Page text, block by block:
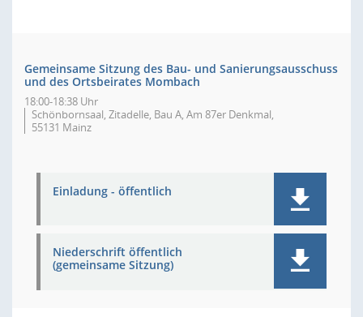
Gemeinsame Sitzung des Bau- und Sanierungsausschuss
und des Ortsbeirates Mombach
18:00-18:38 Uhr
Schönbornsaal, Zitadelle, Bau A, Am 87er Denkmal,
55131 Mainz
Einladung - öffentlich
Niederschrift öffentlich
(gemeinsame Sitzung)